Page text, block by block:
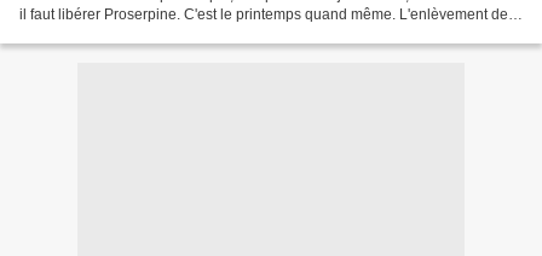
il faut libérer Proserpine. C'est le printemps quand même. L'enlèvement de